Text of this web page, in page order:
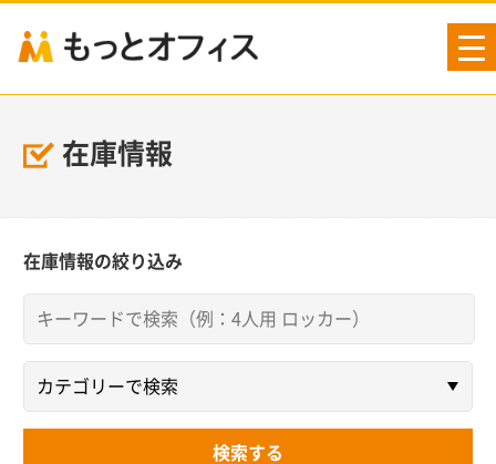
在庫情報
在庫情報の絞り込み